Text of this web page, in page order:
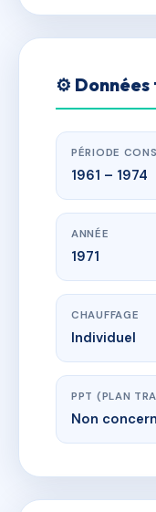
⚙️ Données
PÉRIODE
1961 – 1974
ANNÉE
1971
CHAUFFAGE
Individuel
PPT (PLAN
Non